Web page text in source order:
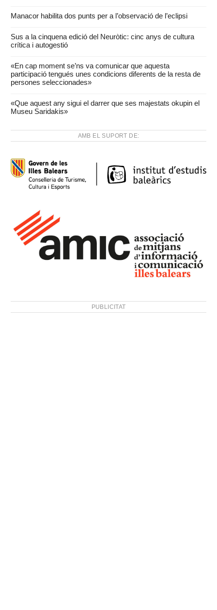
Manacor habilita dos punts per a l’observació de l’eclipsi
Sus a la cinquena edició del Neuròtic: cinc anys de cultura
crítica i autogestió
«En cap moment se’ns va comunicar que aquesta
participació tengués unes condicions diferents de la resta de
persones seleccionades»
«Que aquest any sigui el darrer que ses majestats okupin el
Museu Saridakis»
AMB EL SUPORT DE:
PUBLICITAT